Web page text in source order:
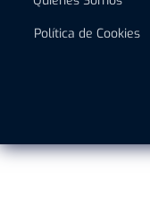
Política de Cookies